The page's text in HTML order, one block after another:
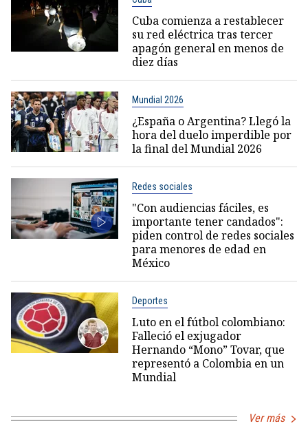
Cuba comienza a restablecer
su red eléctrica tras tercer
apagón general en menos de
diez días
Mundial 2026
¿España o Argentina? Llegó la
hora del duelo imperdible por
la final del Mundial 2026
Redes sociales
"Con audiencias fáciles, es
importante tener candados":
piden control de redes sociales
para menores de edad en
México
Deportes
Luto en el fútbol colombiano:
Falleció el exjugador
Hernando “Mono” Tovar, que
representó a Colombia en un
Mundial
Ver más